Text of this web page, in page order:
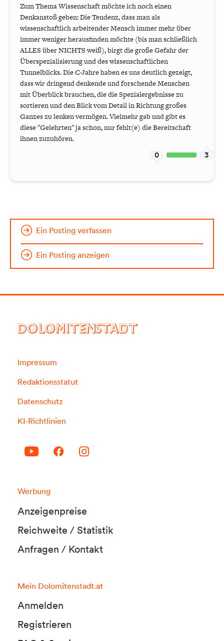
Zum Thema Wissenschaft möchte ich noch einen
Denkanstoß geben: Die Tendenz, dass man als
wissenschaftlich arbeitender Mensch immer mehr über
immer weniger herausfinden möchte (bis man schließlich
ALLES über NICHTS weiß), birgt die große Gefahr der
Überspezialisierung und des wissenschaftlichen
Tunnelblicks. Die C-Jahre haben es uns deutlich gezeigt,
dass wir dringend denkende und forschende Menschen
mit Überblick brauchen, die die Spezialergebnisse zu
sortieren und den Blick vom Detail in Richtung großes
Ganzes zu lenken vermögen. Vielmehr gab und gibt es
diese "Gelehrten" ja schon, nur fehlt(e) die Bereitschaft
ihnen zuzuhören.
0 3
Ein Posting verfassen
Ein Posting anzeigen
DOLOMITENSTADT
Impressum
Redaktionsstatut
Datenschutz
KI-Richtlinien
Werbung
Anzeigenpreise
Reichweite / Statistik
Anfragen / Kontakt
Mein Dolomitenstadt.at
Anmelden
Registrieren